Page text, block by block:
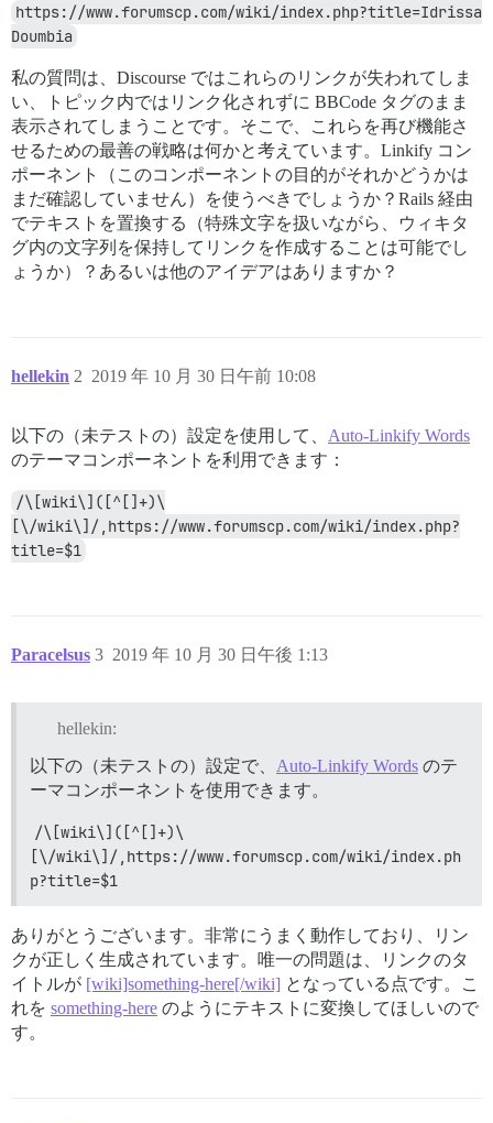
https://www.forumscp.com/wiki/index.php?title=Idrissa
Doumbia
私の質問は、Discourse ではこれらのリンクが失われてしま
い、トピック内ではリンク化されずに BBCode タグのまま
表示されてしまうことです。そこで、これらを再び機能さ
せるための最善の戦略は何かと考えています。Linkify コン
ポーネント（このコンポーネントの目的がそれかどうかは
まだ確認していません）を使うべきでしょうか？Rails 経由
でテキストを置換する（特殊文字を扱いながら、ウィキタ
グ内の文字列を保持してリンクを作成することは可能でし
ょうか）？あるいは他のアイデアはありますか？
hellekin 2019 年 10 月 30 日午前 10:08
2
以下の（未テストの）設定を使用して、 Auto-Linkify Words
のテーマコンポーネントを利用できます：
/\[wiki\]([^[]+)\
[\/wiki\]/,https://www.forumscp.com/wiki/index.php?
title=$1
Paracelsus 2019 年 10 月 30 日午後 1:13
3
hellekin:
以下の（未テストの）設定で、 Auto-Linkify Words のテ
ーマコンポーネントを使用できます。
/\[wiki\]([^[]+)\
[\/wiki\]/,https://www.forumscp.com/wiki/index.ph
p?title=$1
ありがとうございます。非常にうまく動作しており、リン
クが正しく生成されています。唯一の問題は、リンクのタ
イトルが [wiki]something-here[/wiki] となっている点です。こ
れを something-here のようにテキストに変換してほしいので
す。